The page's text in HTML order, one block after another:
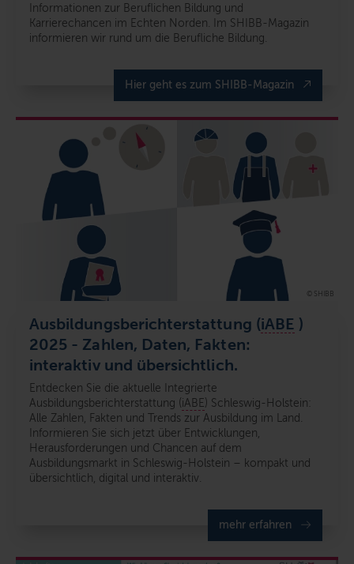
Informationen zur Beruflichen Bildung und
Karrierechancen im Echten Norden. Im SHIBB-Magazin
informieren wir rund um die Berufliche Bildung.
Hier geht es zum SHIBB-Magazin
Ausbildungsberichterstattung (iABE )
2025 - Zahlen, Daten, Fakten:
interaktiv und übersichtlich.
Entdecken Sie die aktuelle Integrierte
Ausbildungsberichterstattung (iABE) Schleswig-Holstein:
Alle Zahlen, Fakten und Trends zur Ausbildung im Land.
Informieren Sie sich jetzt über Entwicklungen,
Herausforderungen und Chancen auf dem
Ausbildungsmarkt in Schleswig-Holstein – kompakt und
übersichtlich, digital und interaktiv.
mehr erfahren
© SHIBB